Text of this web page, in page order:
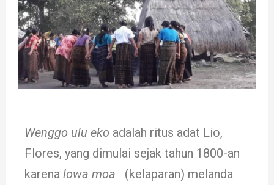
Wenggo ulu eko adalah ritus adat Lio,
Flores, yang di­mulai se­jak ta­hun 1800-an
karena lowa moa (kelaparan) me­­la­n­­da